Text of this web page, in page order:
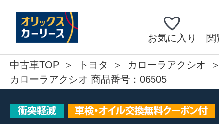
お気に入り 閲
中古車TOP トヨタ
カローラアクシオ
カローラアクシオ 商品番号：06505